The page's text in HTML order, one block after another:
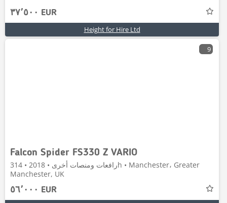
٣٧٬٥٠٠ EUR
Height for Hire Ltd
9
Falcon Spider FS330 Z VARIO
رافعات ومنصات أخرى • 2018 • 314h • Manchester، Greater
Manchester, UK
٥٦٬٠٠٠ EUR